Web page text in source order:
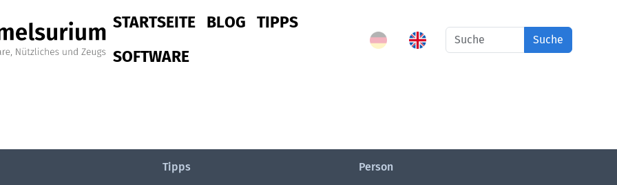
Hauptnavigation
STARTSEITE BLOG
TIPPS
SOFTWARE
Suche
Tipps
Person